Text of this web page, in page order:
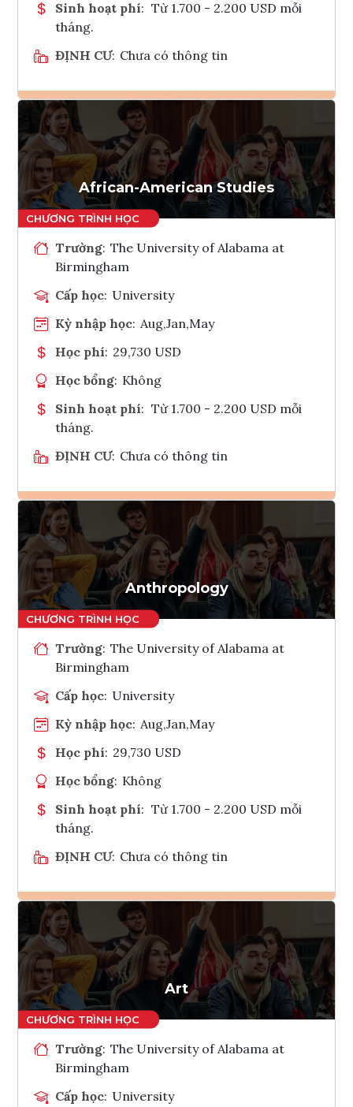
Sinh hoạt phí: Từ 1.700 - 2.200 USD mỗi
tháng.
ĐỊNH CƯ: Chưa có thông tin
Ghi danh
Tham vấn Interlink
African-American Studies
Trường: The University of Alabama at
Birmingham
Cấp học: University
Kỳ nhập học: Aug,Jan,May
Học phí: 29,730 USD
Học bổng: Không
Sinh hoạt phí: Từ 1.700 - 2.200 USD mỗi
tháng.
ĐỊNH CƯ: Chưa có thông tin
Ghi danh
Tham vấn Interlink
Anthropology
Trường: The University of Alabama at
Birmingham
Cấp học: University
Kỳ nhập học: Aug,Jan,May
Học phí: 29,730 USD
Học bổng: Không
Sinh hoạt phí: Từ 1.700 - 2.200 USD mỗi
tháng.
ĐỊNH CƯ: Chưa có thông tin
Ghi danh
Tham vấn Interlink
Art
Trường: The University of Alabama at
Birmingham
Cấp học: University